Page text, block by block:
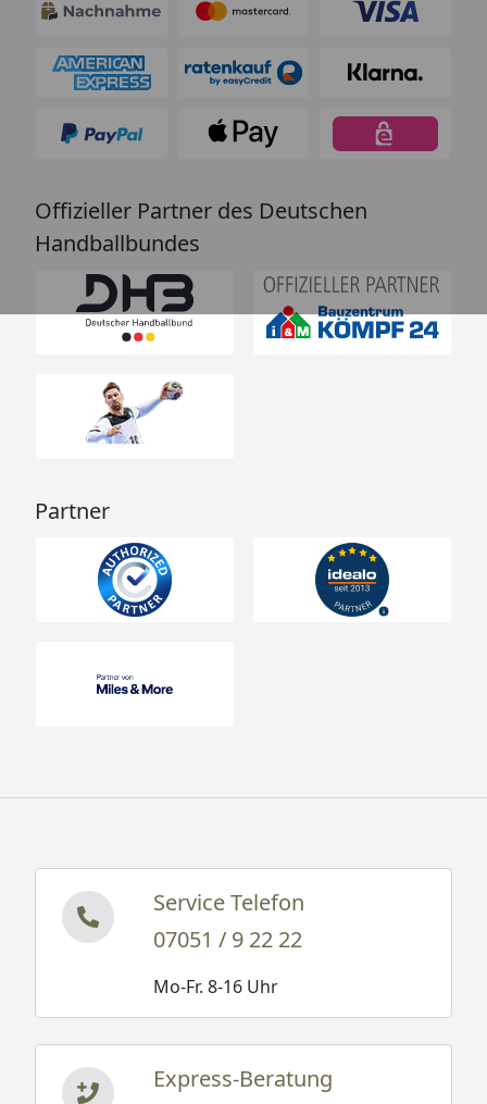
Offizieller Partner des Deutschen
Handballbundes
Partner
Service Telefon
07051 / 9 22 22
Mo-Fr. 8-16 Uhr
Express-Beratung